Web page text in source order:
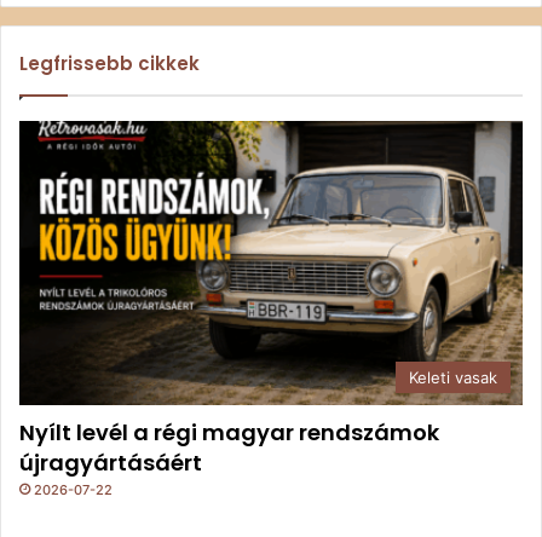
Legfrissebb cikkek
Keleti vasak
Nyílt levél a régi magyar rendszámok
újragyártásáért
2026-07-22